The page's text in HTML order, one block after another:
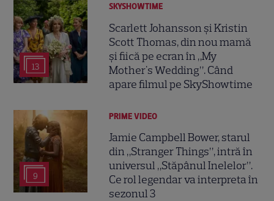
13
SKYSHOWTIME
Scarlett Johansson și Kristin
Scott Thomas, din nou mamă
și fiică pe ecran în „My
Mother's Wedding”. Când
apare filmul pe SkyShowtime
9
PRIME VIDEO
Jamie Campbell Bower, starul
din „Stranger Things”, intră în
universul „Stăpânul Inelelor”.
Ce rol legendar va interpreta în
sezonul 3